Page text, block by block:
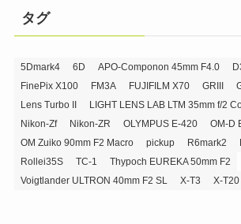
タグ
5Dmark4 6D APO-Componon 45mm F4.0
FinePix X100
FM3A FUJIFILM X70 GRIII
Lens Turbo II
LIGHT LENS LAB LTM 35mm f/2
Nikon-Zf
Nikon-ZR OLYMPUS E-420
OM-D
OM Zuiko 90mm F2 Macro
pickup R6mark2
Rollei35S
TC-1
Thypoch EUREKA 50mm F2
Voigtlander ULTRON 40mm F2 SL
X-T3 X-T20